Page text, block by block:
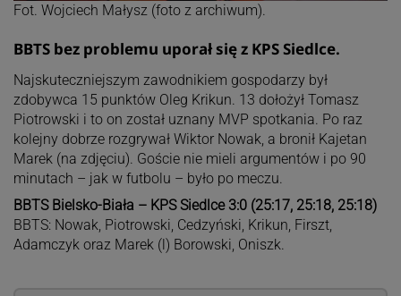
Fot. Wojciech Małysz (foto z archiwum).
BBTS bez problemu uporał się z KPS Siedlce.
Najskuteczniejszym zawodnikiem gospodarzy był
zdobywca 15 punktów Oleg Krikun. 13 dołożył Tomasz
Piotrowski i to on został uznany MVP spotkania. Po raz
kolejny dobrze rozgrywał Wiktor Nowak, a bronił Kajetan
Marek (na zdjęciu). Goście nie mieli argumentów i po 90
minutach – jak w futbolu – było po meczu.
BBTS Bielsko-Biała – KPS Siedlce 3:0 (25:17, 25:18, 25:18)
BBTS: Nowak, Piotrowski, Cedzyński, Krikun, Firszt,
Adamczyk oraz Marek (l) Borowski, Oniszk.